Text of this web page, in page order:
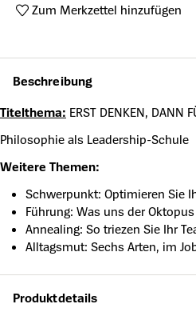
Zum Merkzettel hinzufügen
Beschreibung
Titelthema: ERST DENKEN, DANN
Philosophie als Leadership-Schule
Weitere Themen:
Schwerpunkt: Optimieren Sie
Führung: Was uns der
Annealing: So triezen Sie Ihr
Alltagsmut: Sechs Arten, im
Produktdetails